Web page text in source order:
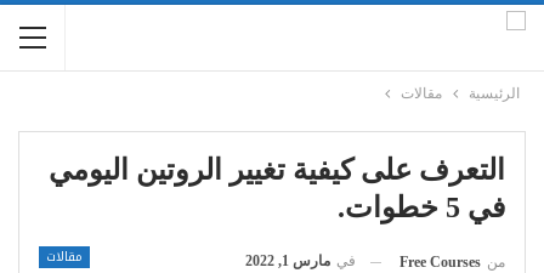
الرئيسية مقالات
التعرف على كيفية تغيير الروتين اليومي
في 5 خطوات.
مقالات من Free Courses في مارس 1, 2022